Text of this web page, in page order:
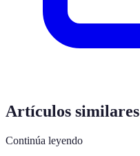
Artículos similares
Continúa leyendo